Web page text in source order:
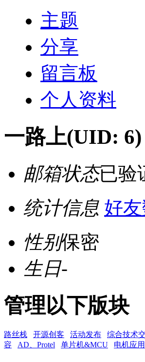
主题
分享
留言板
个人资料
一路上(UID: 6)
邮箱状态已验
统计信息 好
性别保密
生日-
管理以下版块
路丝栈 开源创客 活动发布 综合技术
容
AD、Protel 单片机&MCU 电机应用